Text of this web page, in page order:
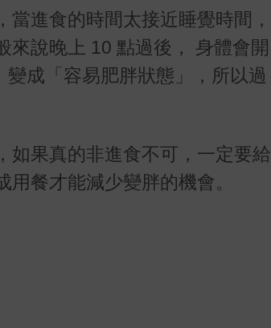
進食的時間太接近睡覺時間，
來說晚上 10 點過後， 身體會開
成「容易肥胖狀態」，所以過
如果真的非進食不可，一定要給
餐才能減少變胖的機會。